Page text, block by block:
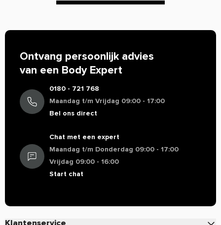
Ontvang persoonlijk advies
van een Body Expert
0180 - 721 768
Maandag t/m Vrijdag 09:00 - 17:00
Bel ons direct
Chat met een expert
Maandag t/m Donderdag 09:00 - 17:00
Vrijdag 09:00 - 16:00
Start chat